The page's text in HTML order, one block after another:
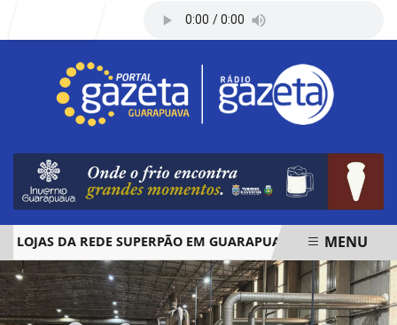
DA REDE SUPERPÃO EM GUARAPUAVA E PALMAS
EM ALTA
MENU